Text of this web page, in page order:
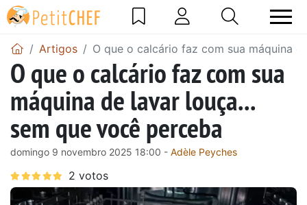
Artigos O que o calcário faz com sua máquina
O que o calcário faz com sua
máquina de lavar louça...
sem que você perceba
domingo 9 novembro 2025 18:00 - Adèle Peyches